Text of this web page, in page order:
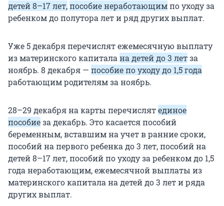
детей 8–17 лет,пособие неработающимпо уходу за
ребенком до полутора лет и ряд других выплат.
Уже 5 декабря перечислят ежемесячную выплату
из материнского капиталана детей до 3 летза
ноябрь. 8 декабря — пособие по уходу до 1,5 года
работающим родителям за ноябрь.
28–29 декабря на карты перечислятединое
пособиеза декабрь. Это касается пособий
беременным, вставшим на учет в ранние сроки,
пособий на первого ребенка до 3 лет, пособий на
детей 8–17 лет, пособий по уходу за ребенком до 1,5
года неработающим, ежемесячной выплаты из
материнского капитала на детей до 3 лет и ряда
других выплат.